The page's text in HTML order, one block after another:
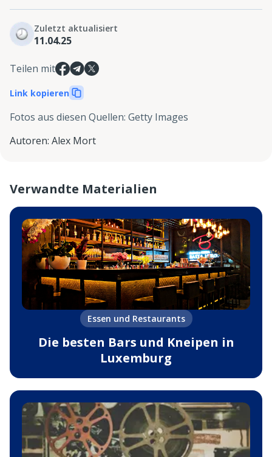
Zuletzt aktualisiert
11.04.25
Teilen mit
Link kopieren
Fotos aus diesen Quellen: Getty Images
Autoren: Alex Mort
Verwandte Materialien
Essen und Restaurants
Die besten Bars und Kneipen in
Luxemburg